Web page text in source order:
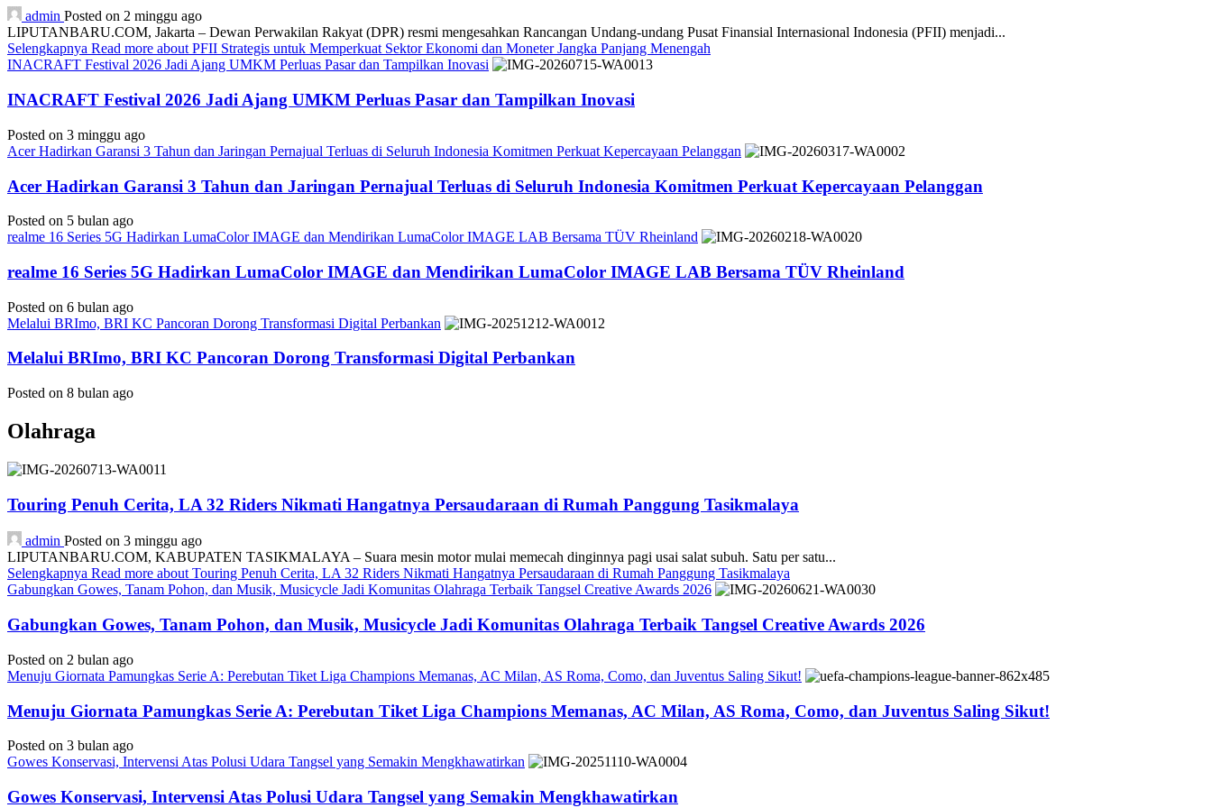
admin Posted on 2 minggu ago
LIPUTANBARU.COM, Jakarta – Dewan Perwakilan Rakyat (DPR) resmi mengesahkan Rancangan Undang-undang Pusat Finansial Internasional Indonesia (PFII) menjadi...
Selengkapnya Read more about PFII Strategis untuk Memperkuat Sektor Ekonomi dan Moneter Jangka Panjang Menengah
INACRAFT Festival 2026 Jadi Ajang UMKM Perluas Pasar dan Tampilkan Inovasi
INACRAFT Festival 2026 Jadi Ajang UMKM Perluas Pasar dan Tampilkan Inovasi
Posted on 3 minggu ago
Acer Hadirkan Garansi 3 Tahun dan Jaringan Pernajual Terluas di Seluruh Indonesia Komitmen Perkuat Kepercayaan Pelanggan
Acer Hadirkan Garansi 3 Tahun dan Jaringan Pernajual Terluas di Seluruh Indonesia Komitmen Perkuat Kepercayaan Pelanggan
Posted on 5 bulan ago
realme 16 Series 5G Hadirkan LumaColor IMAGE dan Mendirikan LumaColor IMAGE LAB Bersama TÜV Rheinland
realme 16 Series 5G Hadirkan LumaColor IMAGE dan Mendirikan LumaColor IMAGE LAB Bersama TÜV Rheinland
Posted on 6 bulan ago
Melalui BRImo, BRI KC Pancoran Dorong Transformasi Digital Perbankan
Melalui BRImo, BRI KC Pancoran Dorong Transformasi Digital Perbankan
Posted on 8 bulan ago
Olahraga
Touring Penuh Cerita, LA 32 Riders Nikmati Hangatnya Persaudaraan di Rumah Panggung Tasikmalaya
admin Posted on 3 minggu ago
LIPUTANBARU.COM, KABUPATEN TASIKMALAYA – Suara mesin motor mulai memecah dinginnya pagi usai salat subuh. Satu per satu...
Selengkapnya Read more about Touring Penuh Cerita, LA 32 Riders Nikmati Hangatnya Persaudaraan di Rumah Panggung Tasikmalaya
Gabungkan Gowes, Tanam Pohon, dan Musik, Musicycle Jadi Komunitas Olahraga Terbaik Tangsel Creative Awards 2026
Gabungkan Gowes, Tanam Pohon, dan Musik, Musicycle Jadi Komunitas Olahraga Terbaik Tangsel Creative Awards 2026
Posted on 2 bulan ago
Menuju Giornata Pamungkas Serie A: Perebutan Tiket Liga Champions Memanas, AC Milan, AS Roma, Como, dan Juventus Saling Sikut!
Menuju Giornata Pamungkas Serie A: Perebutan Tiket Liga Champions Memanas, AC Milan, AS Roma, Como, dan Juventus Saling Sikut!
Posted on 3 bulan ago
Gowes Konservasi, Intervensi Atas Polusi Udara Tangsel yang Semakin Mengkhawatirkan
Gowes Konservasi, Intervensi Atas Polusi Udara Tangsel yang Semakin Mengkhawatirkan